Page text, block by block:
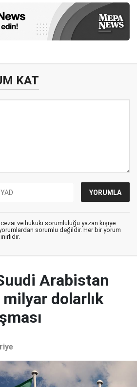
KAT
cezai ve hukuki sorumluluğu yazan kişiye
sorumlu değildir. Her bir yorum
Arabistan
milyar dolarlık